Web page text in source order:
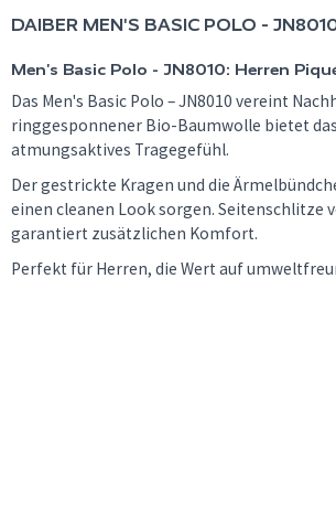
DAIBER MEN'S BASIC POLO -
Men's Basic Polo - JN8010: Herren
Das Men's Basic Polo – JN8010 vereint
ringgesponnener Bio-Baumwolle bietet
atmungsaktives Tragegefühl.
Der gestrickte Kragen und die
einen cleanen Look sorgen. Seitenschlitze
garantiert zusätzlichen Komfort.
Perfekt für Herren, die Wert auf